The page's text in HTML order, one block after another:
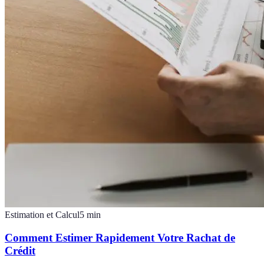
Estimation et Calcul5 min
Comment Estimer Rapidement Votre Rachat de
Crédit